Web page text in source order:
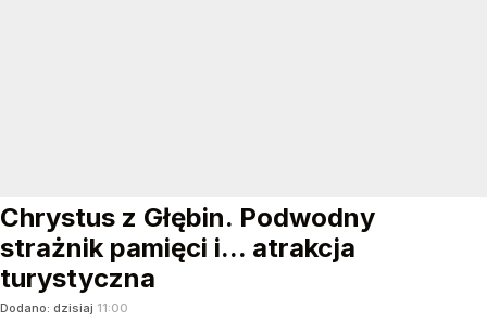
Chrystus z Głębin. Podwodny
strażnik pamięci i... atrakcja
turystyczna
Dodano: dzisiaj 11:00